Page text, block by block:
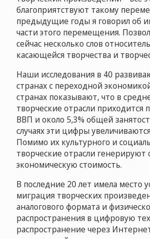
благоприятствуют такому
предыдущие годы я говорил об
части этого перемещения.
сейчас несколько слов
касающейся творчества и
Наши исследования в 40
странах с переходной
странах показывают, что в
творческие отрасли приходится
ВВП и около 5,3% общей
случаях эти цифры
Помимо их культурного и
творческие отрасли
экономическую стоимость.
В последние 20 лет имела место
миграция творческих
аналогового формата и
распространения в цифровую
распространение через